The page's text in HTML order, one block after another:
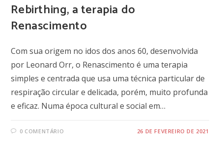
Rebirthing, a terapia do
Renascimento
Com sua origem no idos dos anos 60, desenvolvida
por Leonard Orr, o Renascimento é uma terapia
simples e centrada que usa uma técnica particular de
respiração circular e delicada, porém, muito profunda
e eficaz. Numa época cultural e social em…
0 COMENTÁRIO 26 DE FEVEREIRO DE 2021